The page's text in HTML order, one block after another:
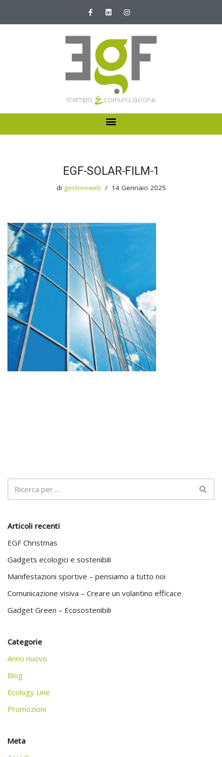
Vai
NEWS E PROMOZIONI
EGF-SOLAR-FILM-1
di gestoreweb 14 Gennaio 2025
Articoli recenti
EGF Christmas
Gadgets ecologici e sostenibili
Manifestazioni sportive – pensiamo a tutto noi
Comunicazione visiva – Creare un volantino efficace
Gadget Green – Ecosostenibili
Categorie
Anno nuovo
Blog
Ecology Line
Promozioni
Meta